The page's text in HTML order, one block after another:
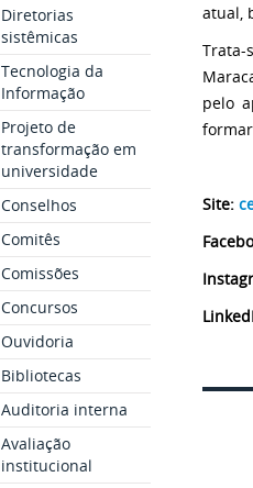
Diretorias
sistêmicas
Tecnologia da
Informação
Projeto de
transformação em
universidade
Conselhos
Comitês
Comissões
Concursos
Ouvidoria
Bibliotecas
Auditoria interna
Avaliação
institucional
atual,
Trata-
pelo
Site: